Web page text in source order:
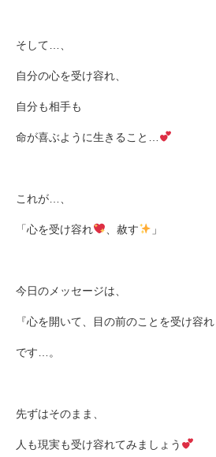
そして
自分の心を受け容れ、
自分も相手も
命が喜ぶように生きること
これが
「心を受け容れ 、赦す 」
今日のメッセージは、
『心を開いて、目の前のことを受け容
です 。
先ずはそのまま、
人も現実も受け容れてみましょう